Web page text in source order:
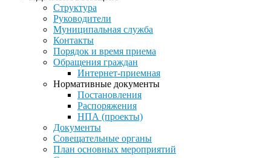
Структура
Руководители
Муниципальная служба
Контакты
Порядок и время приема
Обращения граждан
Интернет-приемная
Нормативные документы
Постановления
Распоряжения
НПА (проекты)
Документы
Совещательные органы
План основных мероприятий